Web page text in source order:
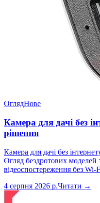
ОглядНове
Камера для дачі без
рішення
Камера для дачі без
Огляд бездротових моделей
відеоспостереження без Wi-
4 серпня 2026 р.Читати →